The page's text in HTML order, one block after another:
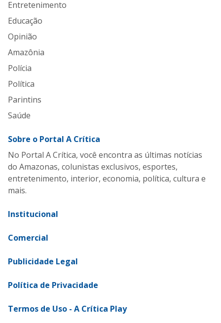
Entretenimento
Educação
Opinião
Amazônia
Polícia
Política
Parintins
Saúde
Sobre o Portal A Crítica
No Portal A Crítica, você encontra as últimas notícias
do Amazonas, colunistas exclusivos, esportes,
entretenimento, interior, economia, política, cultura e
mais.
Institucional
Comercial
Publicidade Legal
Política de Privacidade
Termos de Uso - A Crítica Play